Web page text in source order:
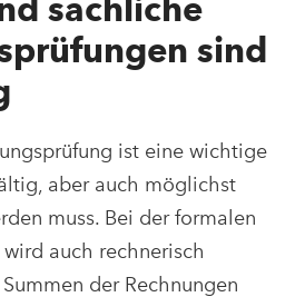
sachliche
sind
ist eine wichtige
aber auch möglichst
muss. Bei der formalen
auch rechnerisch
der Rechnungen